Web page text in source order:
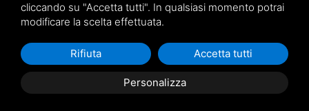
Questo sito è protetto da Google reCAPTCHA v3,
Servicedi Google.
cliccando su "Accetta tutti". In qualsiasi momento potrai
modificare la scelta effettuata.
Personalizza
Rifiuta Accetta tutti